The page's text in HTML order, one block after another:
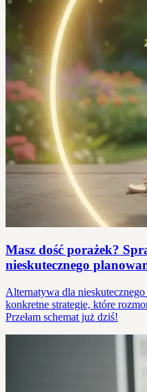
Masz dość porażek?
nieskutecznego
Alternatywa dla
konkretne strategie, które
Przełam schemat już dziś!